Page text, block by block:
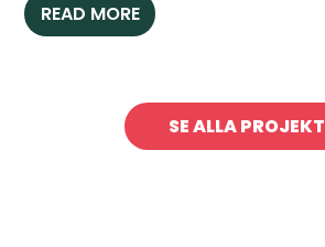
READ MORE
SE ALLA PROJEKT